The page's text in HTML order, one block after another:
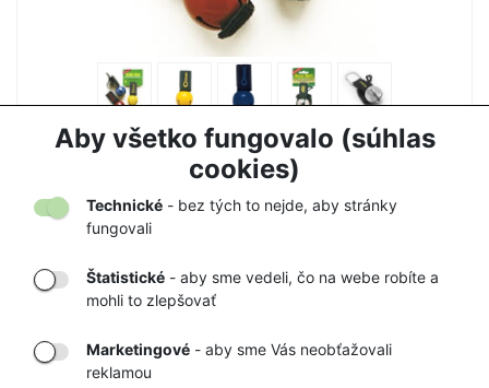
Aby všetko fungovalo (súhlas
cookies)
Technické - bez tých to nejde, aby stránky
fungovali
Štatistické - aby sme vedeli, čo na webe robíte a
mohli to zlepšovať
Marketingové - aby sme Vás neobťažovali
reklamou
ZVONČEK NA MEDVEDE COGHLANS
7,50 € 7,90 €
TOVARU AŽ K
VÁM DOMOV
OBCHOD